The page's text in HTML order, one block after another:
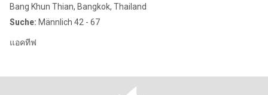
Bang Khun Thian, Bangkok, Thailand
Suche: Männlich 42 - 67
แอคทีฟ